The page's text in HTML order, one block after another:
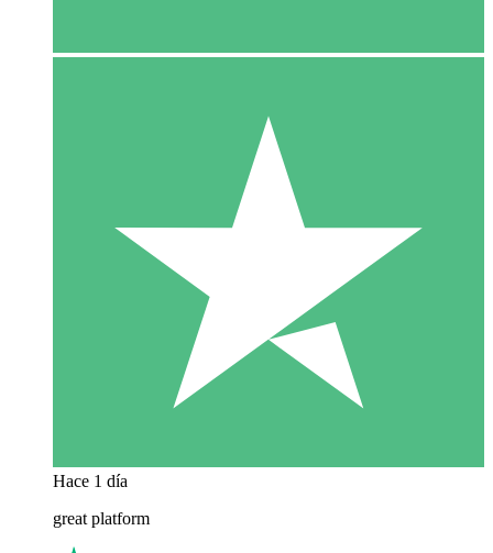
Hace 1 día
great platform